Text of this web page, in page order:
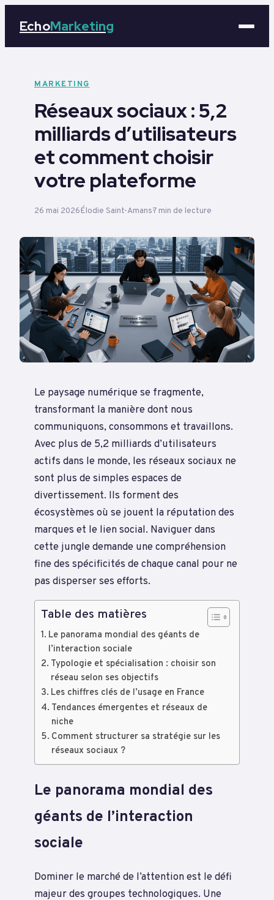
EchoMarketing
Business
Tech
Éducation
MARKETING
Réseaux sociaux : 5,2
milliards d’utilisateurs
et comment choisir
votre plateforme
26 mai 2026Élodie Saint-Amans7 min de lecture
Le paysage numérique se fragmente,
transformant la manière dont nous
communiquons, consommons et travaillons.
Avec plus de 5,2 milliards d’utilisateurs
actifs dans le monde, les réseaux sociaux ne
sont plus de simples espaces de
divertissement. Ils forment des
écosystèmes où se jouent la réputation des
marques et le lien social. Naviguer dans
cette jungle demande une compréhension
fine des spécificités de chaque canal pour ne
pas disperser ses efforts.
Table des matières
Le panorama mondial des géants de
l’interaction sociale
Typologie et spécialisation : choisir son
réseau selon ses objectifs
Les chiffres clés de l’usage en France
Tendances émergentes et réseaux de
niche
Comment structurer sa stratégie sur les
réseaux sociaux ?
Le panorama mondial des
géants de l’interaction
sociale
Dominer le marché de l’attention est le défi
majeur des groupes technologiques. Une